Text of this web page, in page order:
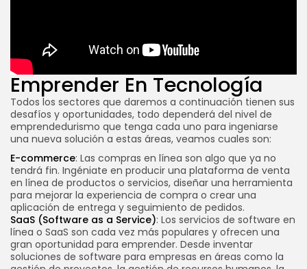
El Método Lean Startup: ¿Qué es un Producto Mínimo Viable y cómo
te ayuda a Emprender?
Emprender En Tecnología
Todos los sectores que daremos a continuación tienen sus
desafíos y oportunidades, todo dependerá del nivel de
emprendedurismo que tenga cada uno para ingeniarse
una nueva solución a estas áreas, veamos cuales son:
E-commerce: Las compras en línea son algo que ya no
tendrá fin. Ingéniate en producir una plataforma de venta
en línea de productos o servicios, diseñar una herramienta
para mejorar la experiencia de compra o crear una
aplicación de entrega y seguimiento de pedidos.
SaaS (Software as a Service): Los servicios de software en
línea o SaaS son cada vez más populares y ofrecen una
gran oportunidad para emprender. Desde inventar
soluciones de software para empresas en áreas como la